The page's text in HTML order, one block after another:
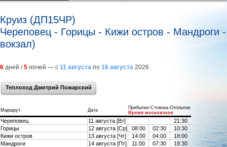
Круиз (ДП15ЧР)
Череповец - Горицы - Кижи остров - Мандроги
вокзал)
6 дней /5 ночей — с 11 августа по 16 августа 2026
Теплоход Дмитрий Пожарский
Маршрут Дата
Прибытие-Стоянка-Отплытие
Время московское
Череповец 11 августа [Вт]
21:30
Горицы
12 августа [Ср] 08:00 02:30
10:30
Кижи остров
13 августа [Чт] 14:00 04:00
18:00
Мандроги
14 августа [Пт] 11:00 07:30
18:30